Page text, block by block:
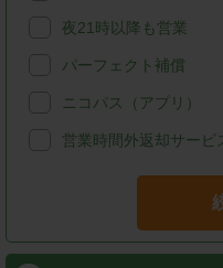
夜21時以降も営業
パーフェクト補償
ニコパス（アプリ）
営業時間外返却サービ